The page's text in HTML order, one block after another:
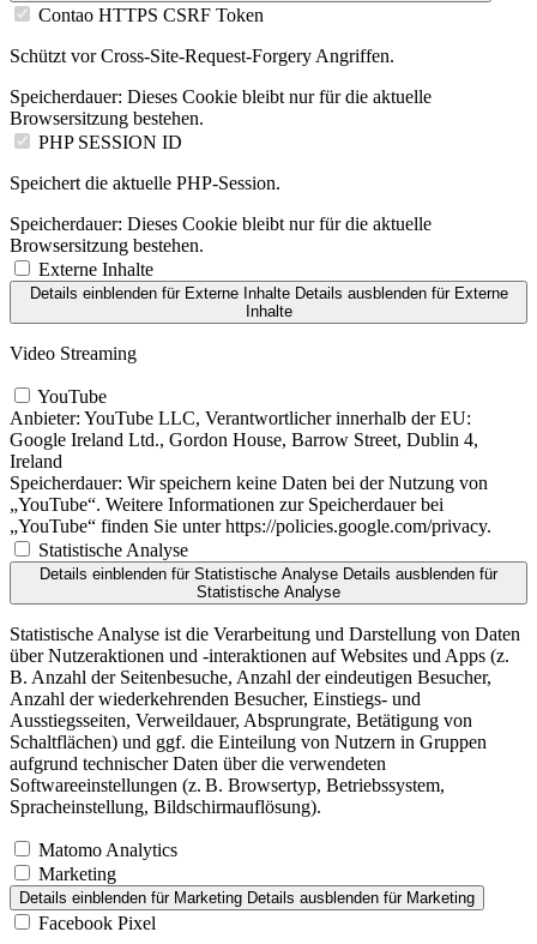
Contao HTTPS CSRF Token
Schützt vor Cross-Site-Request-Forgery Angriffen.
Speicherdauer: Dieses Cookie bleibt nur für die aktuelle
Browsersitzung bestehen.
PHP SESSION ID
Speichert die aktuelle PHP-Session.
Speicherdauer: Dieses Cookie bleibt nur für die aktuelle
Browsersitzung bestehen.
Externe Inhalte
Details einblendenfür Externe Inhalte Details ausblendenfür Externe
Inhalte
Video Streaming
YouTube
Anbieter: YouTube LLC, Verantwortlicher innerhalb der EU:
Google Ireland Ltd., Gordon House, Barrow Street, Dublin 4,
Ireland
Speicherdauer: Wir speichern keine Daten bei der Nutzung von
„YouTube“. Weitere Informationen zur Speicherdauer bei
„YouTube“ finden Sie unter https://policies.google.com/privacy.
Statistische Analyse
Details einblenden für Statistische Analyse Details ausblenden für
Statistische Analyse
Statistische Analyse ist die Verarbeitung und Darstellung von Daten
über Nutzeraktionen und -interaktionen auf Websites und Apps (z.
B. Anzahl der Seitenbesuche, Anzahl der eindeutigen Besucher,
Anzahl der wiederkehrenden Besucher, Einstiegs- und
Ausstiegsseiten, Verweildauer, Absprungrate, Betätigung von
Schaltflächen) und ggf. die Einteilung von Nutzern in Gruppen
aufgrund technischer Daten über die verwendeten
Softwareeinstellungen (z. B. Browsertyp, Betriebssystem,
Spracheinstellung, Bildschirmauflösung).
Matomo Analytics
Marketing
Details einblenden für Marketing Details ausblenden für Marketing
Facebook Pixel